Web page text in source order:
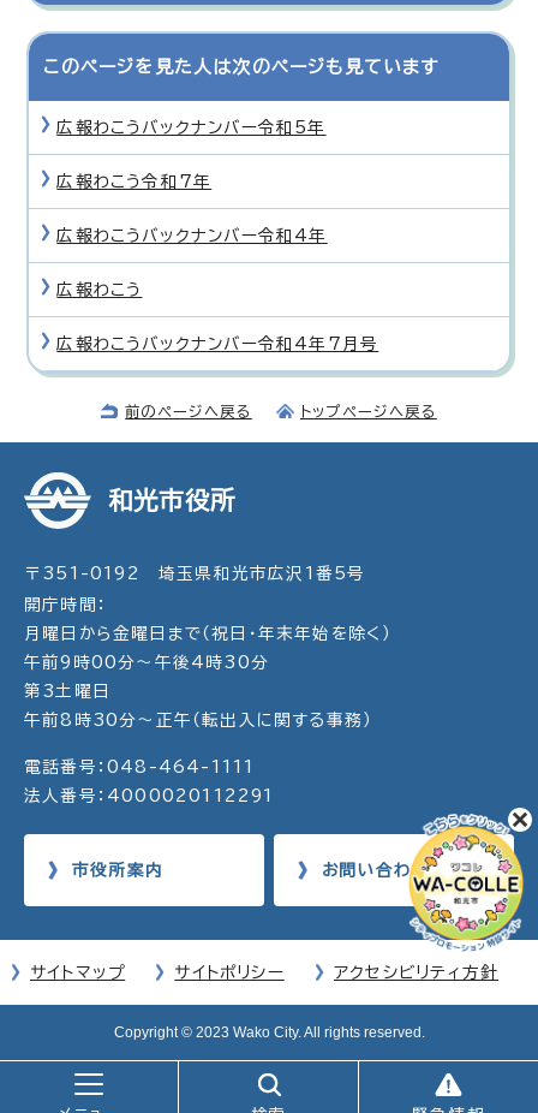
このページを見た人は次のページも見ています
広報わこうバックナンバー令和5年
広報わこう令和7年
広報わこうバックナンバー令和4年
広報わこう
広報わこうバックナンバー令和4年7月号
前のページへ戻る トップページへ戻る
和光市役所
〒351-0192 埼玉県和光市広沢1番5号
開庁時間：
月曜日から金曜日まで（祝日・年末年始を除く）
午前9時00分～午後4時30分
第3土曜日
午前8時30分～正午（転出入に関する事務）
電話番号：048-464-1111
法人番号：4000020112291
市役所案内 お問い合わせ
サイトマップ サイトポリシー アクセシビリティ方針
Copyright © 2023 Wako City. All rights reserved.